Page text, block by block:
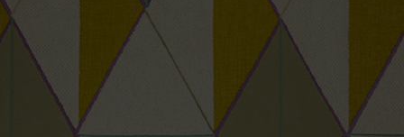
BRAND
PROYECTOS
ABOUT